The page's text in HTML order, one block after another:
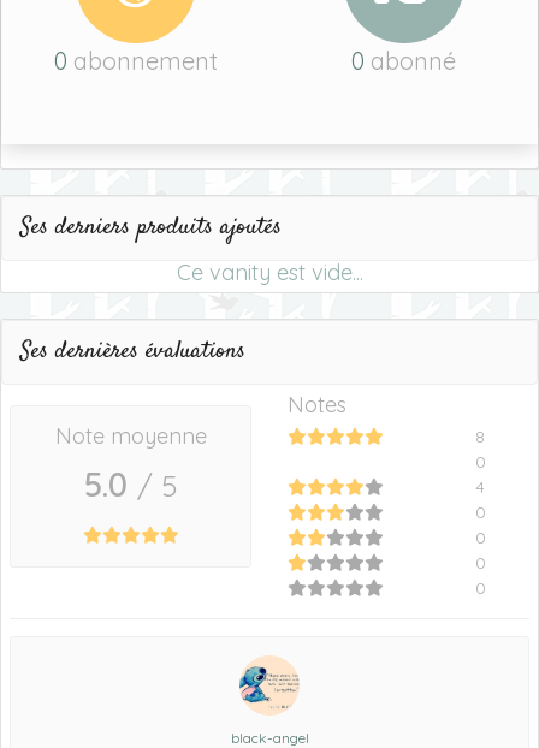
0 abonnement 0 abonné
Ses derniers produits ajoutés
Ce vanity est vide...
Ses dernières évaluations
Note moyenne
5.0 / 5
Notes
8
0
4
0
0
0
0
black-angel